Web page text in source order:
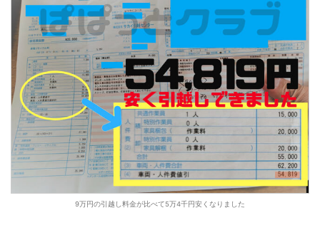
9万円の引越し料金が比べて5万4千円安くなりました